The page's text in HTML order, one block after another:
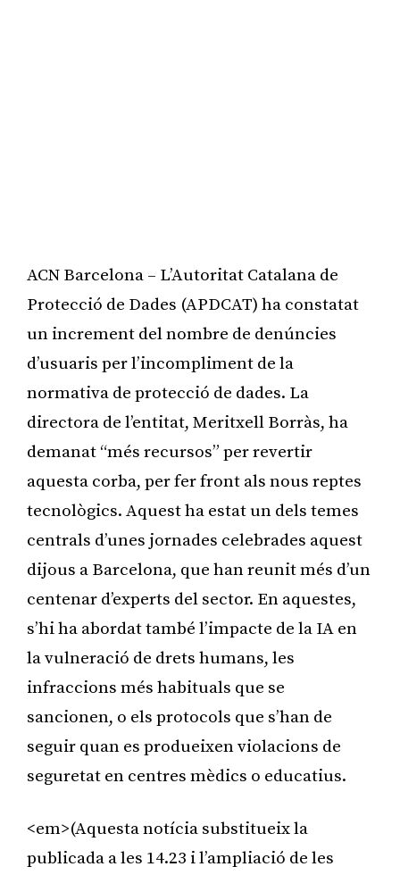
ACN Barcelona – L’Autoritat Catalana de
Protecció de Dades (APDCAT) ha constatat
un increment del nombre de denúncies
d’usuaris per l’incompliment de la
normativa de protecció de dades. La
directora de l’entitat, Meritxell Borràs, ha
demanat “més recursos” per revertir
aquesta corba, per fer front als nous reptes
tecnològics. Aquest ha estat un dels temes
centrals d’unes jornades celebrades aquest
dijous a Barcelona, que han reunit més d’un
centenar d’experts del sector. En aquestes,
s’hi ha abordat també l’impacte de la IA en
la vulneració de drets humans, les
infraccions més habituals que se
sancionen, o els protocols que s’han de
seguir quan es produeixen violacions de
seguretat en centres mèdics o educatius.
<em>(Aquesta notícia substitueix la
publicada a les 14.23 i l’ampliació de les